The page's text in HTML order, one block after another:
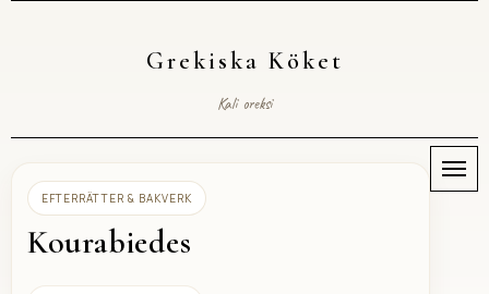
Grekiska Köket
Kali oreksi
Meny
EFTERRÄTTER & BAKVERK
Kourabiedes